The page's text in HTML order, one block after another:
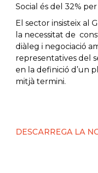
Social és del 32%
El sector insisteix al
la necessitat de
diàleg i negociació
representatives del
en la definició d’un
mitjà termini.
DESCARREGA LA